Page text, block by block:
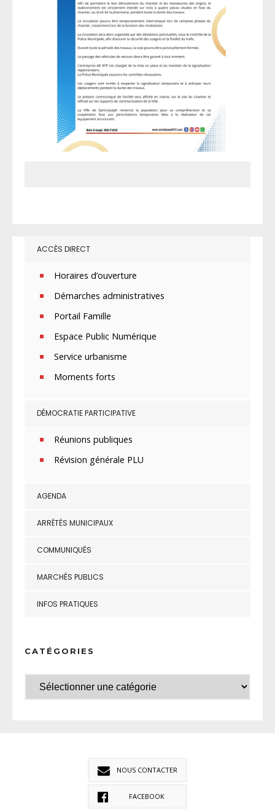
ACCÈS DIRECT
Horaires d’ouverture
Démarches administratives
Portail Famille
Espace Public Numérique
Service urbanisme
Moments forts
DÉMOCRATIE PARTICIPATIVE
Réunions publiques
Révision générale PLU
AGENDA
ARRÊTÉS MUNICIPAUX
COMMUNIQUÉS
MARCHÉS PUBLICS
INFOS PRATIQUES
CATÉGORIES
NOUS CONTACTER
FACEBOOK